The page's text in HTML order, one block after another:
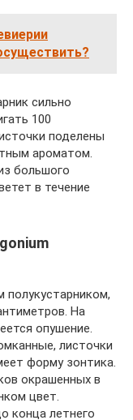
сильно
100
поделены
ароматом.
большого
в течение
полукустарником,
На
опушение.
листочки
форму зонтика.
окрашенных в
цвет.
конца летнего